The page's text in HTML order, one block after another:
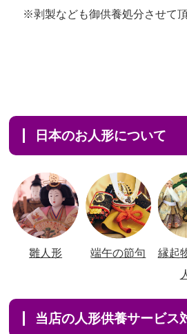
※剥製なども御供養処分させて頂
日本のお人形について
雛人形 端午の節句
縁起
当店の人形供養サービ